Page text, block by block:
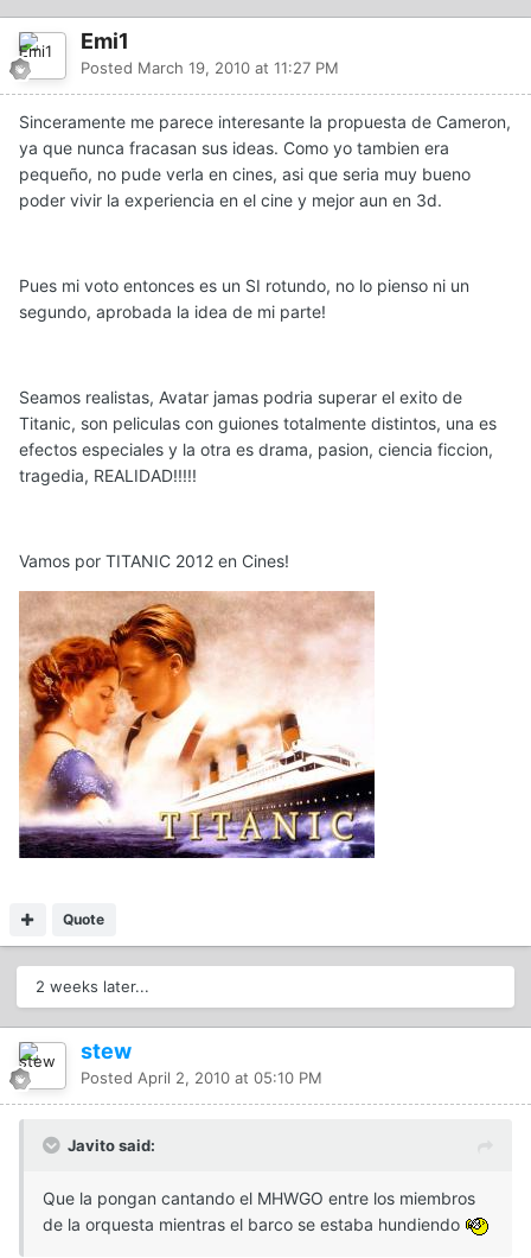
Emi1
Posted March 19, 2010 at 11:27 PM
Sinceramente me parece interesante la propuesta de Cameron,
ya que nunca fracasan sus ideas. Como yo tambien era
pequeño, no pude verla en cines, asi que seria muy bueno
poder vivir la experiencia en el cine y mejor aun en 3d.
Pues mi voto entonces es un SI rotundo, no lo pienso ni un
segundo, aprobada la idea de mi parte!
Seamos realistas, Avatar jamas podria superar el exito de
Titanic, son peliculas con guiones totalmente distintos, una es
efectos especiales y la otra es drama, pasion, ciencia ficcion,
tragedia, REALIDAD!!!!!
Vamos por TITANIC 2012 en Cines!
Quote
2 weeks later...
stew
Posted April 2, 2010 at 05:10 PM
Javito said:
Que la pongan cantando el MHWGO entre los miembros
de la orquesta mientras el barco se estaba hundiendo